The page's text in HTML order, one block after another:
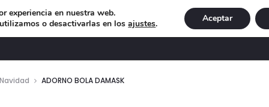
ILUMINACIÓN NAVIDAD
ADORNO BOLA DAMASK
experiencia en nuestra web.
o desactivarlas en losajustes. Aceptar